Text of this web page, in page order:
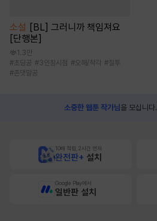
소설 [BL] 그러니까 책임져요
[단행본]
1.3만
#초딩공 #3인칭시점 #오해/착각 #질투
#존댓말공
소중한 웹툰 작가님을 모십니다.
10배 적립, 2시간 먼저
완전판+ 설치
Google Play에서
일반판 설치